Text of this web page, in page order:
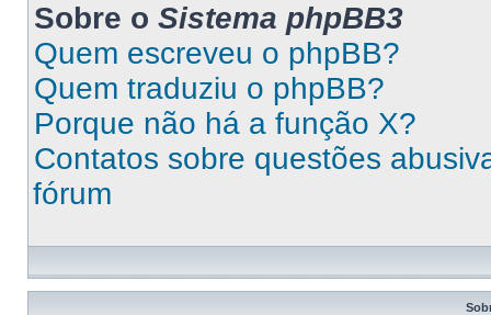
Sobre o Sistema phpBB3
Quem escreveu o phpBB?
Quem traduziu o phpBB?
Porque não há a função X?
Contatos sobre questões
fórum